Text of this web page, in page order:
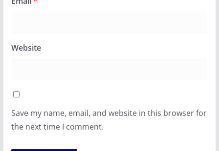
Website
Save my name, email, and website in this browser for
the next time I comment.